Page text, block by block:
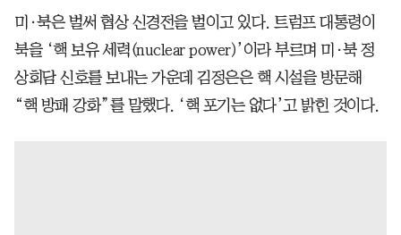
미·북은 벌써 협상 신경전을 벌이고 있다. 트럼프 대통령이
북을 ‘핵 보유 세력(nuclear power)’이라 부르며 미·북 정
상회담 신호를 보내는 가운데 김정은은 핵 시설을 방문해
“핵 방패 강화”를 말했다. ‘핵 포기는 없다’고 밝힌 것이다.